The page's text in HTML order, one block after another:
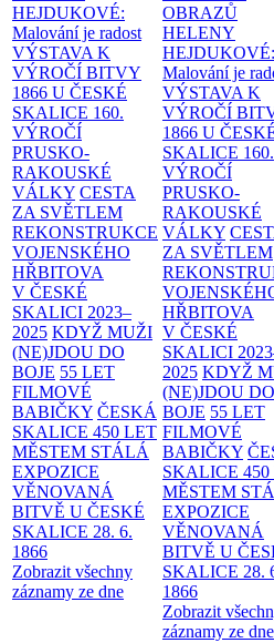
HEJDUKOVÉ:
Malování je radost
VÝSTAVA K
VÝROČÍ BITVY
1866 U ČESKÉ
SKALICE 160.
VÝROČÍ
PRUSKO-
RAKOUSKÉ
VÁLKY CESTA
ZA SVĚTLEM
REKONSTRUKCE
VOJENSKÉHO
HŘBITOVA
V ČESKÉ
SKALICI 2023–
2025 KDYŽ MUŽI
(NE)JDOU DO
BOJE 55 LET
FILMOVÉ
BABIČKY ČESKÁ
SKALICE 450 LET
MĚSTEM STÁLÁ
EXPOZICE
VĚNOVANÁ
BITVĚ U ČESKÉ
SKALICE 28. 6.
1866
Zobrazit všechny
záznamy ze dne
OBRAZŮ
HELENY
HEJDUKOVÉ:
Malování je
VÝSTAVA K
VÝROČÍ
1866 U
SKALICE 160.
VÝROČÍ
PRUSKO-
RAKOUSKÉ
VÁLKY
ZA SVĚTLEM
HŘBITOVA
V ČESKÉ
SKALICI
2025 KDYŽ
(NE)JDOU DO
BOJE 55 LET
FILMOVÉ
BABIČKY
SKALICE
MĚSTEM
EXPOZICE
VĚNOVANÁ
BITVĚ U
SKALICE 28.
1866
Zobrazit
záznamy ze dne